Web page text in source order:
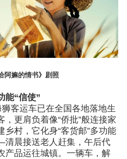
阿嫲的情书》剧照
能“信使”
客运车已在全国各地落地生
更肩负着像“侨批”般连接家
乡村，它化身“客货邮”多功能
晨接送老人赶集，午后代
产品运往城镇。一辆车，解